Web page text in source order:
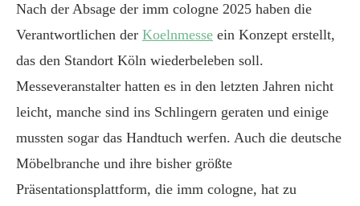
Nach der Absage der imm cologne 2025 haben die
Verantwortlichen der Koelnmesse ein Konzept erstellt,
das den Standort Köln wiederbeleben soll.
Messeveranstalter hatten es in den letzten Jahren nicht
leicht, manche sind ins Schlingern geraten und einige
mussten sogar das Handtuch werfen. Auch die deutsche
Möbelbranche und ihre bisher größte
Präsentationsplattform, die imm cologne, hat zu